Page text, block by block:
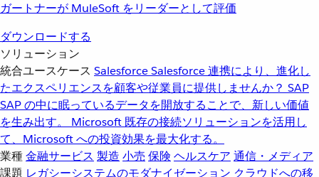
ガートナーが MuleSoft をリーダーとして評価
ダウンロードする
ソリューション
統合ユースケース SalesforceSalesforce 連携により、進化し
たエクスペリエンスを顧客や従業員に提供しませんか？ SAP
SAP の中に眠っているデータを開放することで、新しい価値
を生み出す。
Microsoft 既存の接続ソリューションを活用し
て、Microsoft への投資効果を最大化する。
業種金融サービス 製造 小売 保険 ヘルスケア 通信・メディア
課題 レガシーシステムのモダナイゼーション クラウドへの移